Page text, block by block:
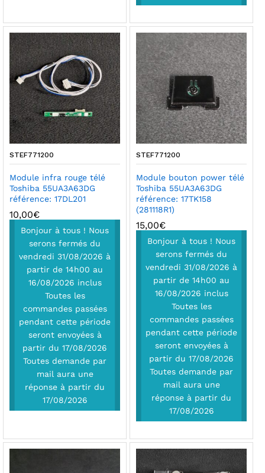
STEF771200
Module infra rouge télé
Toshiba 55UA3A63DG
référence: 17DL201
10,00€
Bonjour à tous ! Nous
serons fermés du
vendredi 31/08/2026 à
partir de 14h00 au
16/08/2026 inclus
Toutes les
commandes passées
pendant cette période
seront envoyées à
partir du 17/08/2026
Toutes demande par
mail aura une
réponse à partir du
17/08/2026
STEF771200
Module bouton power télé
Toshiba 55UA3A63DG
référence: 17TK158
(281118R1)
15,00€
Bonjour à tous ! Nous
serons fermés du
vendredi 31/08/2026 à
partir de 14h00 au
16/08/2026 inclus
Toutes les
commandes passées
pendant cette période
seront envoyées à
partir du 17/08/2026
Toutes demande par
mail aura une
réponse à partir du
17/08/2026